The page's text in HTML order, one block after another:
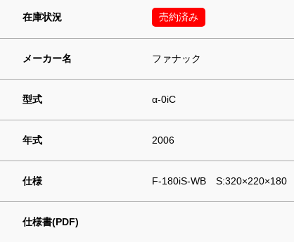
在庫状況 売約済み
メーカー名 ファナック
型式 α-0iC
年式 2006
仕様 F-180iS-WB
仕様書(PDF)